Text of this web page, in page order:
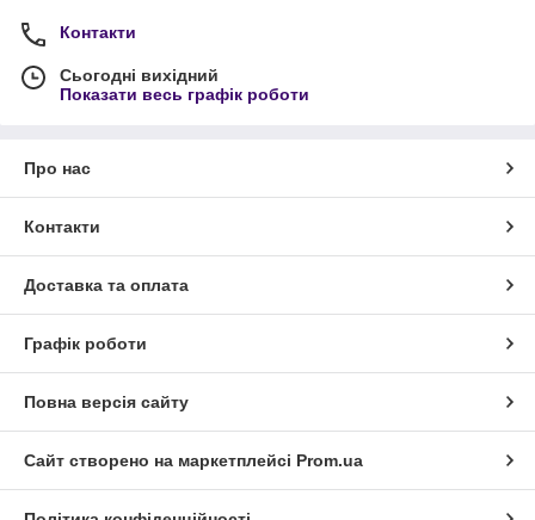
Контакти
Сьогодні вихідний
Показати весь графік роботи
Про нас
Контакти
Доставка та оплата
Графік роботи
Повна версія сайту
Сайт створено на маркетплейсі Prom.ua